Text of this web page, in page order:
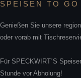
SPEISEN TO GO
Genießen Sie unsere
oder vorab mit
Für SPECKWIRT´S
Stunde vor Abholung!